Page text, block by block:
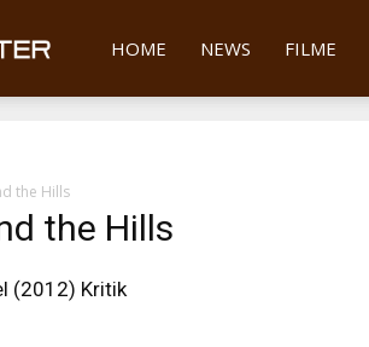
Filmfutter
HOME NEWS FILME
the Hills
the Hills
(2012) Kritik